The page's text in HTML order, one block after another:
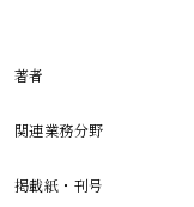
著者
関連業務分野
掲載紙・刊号